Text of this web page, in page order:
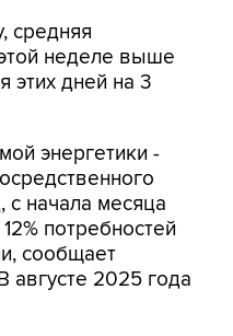
средняя
неделе выше
этих дней на 3
энергетики -
начала месяца
потребностей
сообщает
августе 2025 года